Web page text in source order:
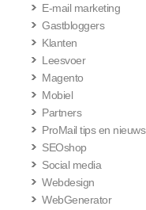
E-mail marketing
Gastbloggers
Klanten
Leesvoer
Magento
Mobiel
Partners
ProMail tips en nieuws
SEOshop
Social media
Webdesign
WebGenerator